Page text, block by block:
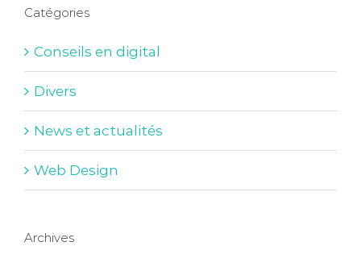
Catégories
Conseils en digital
Divers
News et actualités
Web Design
Archives